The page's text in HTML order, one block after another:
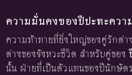
ความมั่นคงของปีปะทะควา
ความท้าทายที่ยิ่งใหญ่ของคู่รักต่
ต่างของจังหวะชีวิต สำหรับคู่ของ
นั้น ฝ่ายที่เป็นตัวแทนของปีนักษัต